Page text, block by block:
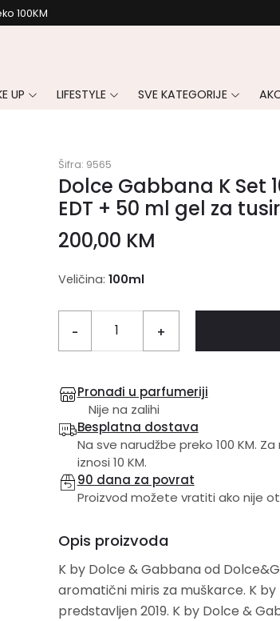
100KM
UP LIFESTYLE SVE KATEGORIJE
Šifra: 9565
Dolce Gabbana K Set
EDT + 50 ml gel za
200,00 KM
Veličina: 100ml
- +
Pronađi u parfumeriji
Nije na zalihi
Besplatna dostava
Na sve narudžbe preko 100 KM.
iznosi 10 KM.
90 dana za povrat
Proizvod možete vratiti ako nije
Opis proizvoda
K by Dolce & Gabbana od
aromatični miris za muškarce. K
predstavljen 2019. K by Dolce &